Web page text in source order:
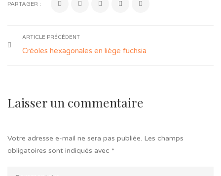
PARTAGER :
ARTICLE PRÉCÉDENT
Créoles hexagonales en liège fuchsia
Laisser un commentaire
Votre adresse e-mail ne sera pas publiée. Les champs
obligatoires sont indiqués avec *